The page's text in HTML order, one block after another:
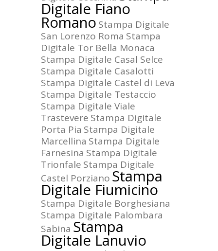
Digitale Fiano
Romano Stampa Digitale
San Lorenzo Roma Stampa
Digitale Tor Bella Monaca
Stampa Digitale Casal Selce
Stampa Digitale Casalotti
Stampa Digitale Castel di Leva
Stampa Digitale Testaccio
Stampa Digitale Viale
Trastevere Stampa Digitale
Porta Pia Stampa Digitale
Marcellina Stampa Digitale
Farnesina Stampa Digitale
Trionfale Stampa Digitale
Castel Porziano Stampa
Digitale Fiumicino
Stampa Digitale Borghesiana
Stampa Digitale Palombara
Sabina Stampa
Digitale Lanuvio